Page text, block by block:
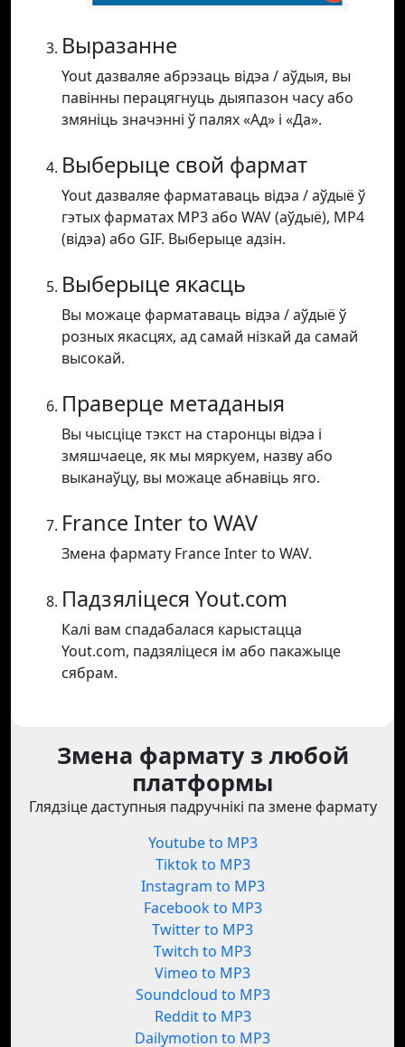
Выразанне
Yout дазваляе абрэзаць відэа / аўдыя, вы
павінны перацягнуць дыяпазон часу або
змяніць значэнні ў палях «Ад» і «Да».
Выберыце свой фармат
Yout дазваляе фарматаваць відэа / аўдыё ў
гэтых фарматах MP3 або WAV (аўдыё), MP4
(відэа) або GIF. Выберыце адзін.
Выберыце якасць
Вы можаце фарматаваць відэа / аўдыё ў
розных якасцях, ад самай нізкай да самай
высокай.
Праверце метаданыя
Вы чысціце тэкст на старонцы відэа і
змяшчаеце, як мы мяркуем, назву або
выканаўцу, вы можаце абнавіць яго.
France Inter to WAV
Змена фармату France Inter to WAV.
Падзяліцеся Yout.com
Калі вам спадабалася карыстацца
Yout.com, падзяліцеся ім або пакажыце
сябрам.
Змена фармату з любой
платформы
Глядзіце даступныя падручнікі па змене фармату
Youtube to MP3
Tiktok to MP3
Instagram to MP3
Facebook to MP3
Twitter to MP3
Twitch to MP3
Vimeo to MP3
Soundcloud to MP3
Reddit to MP3
Dailymotion to MP3